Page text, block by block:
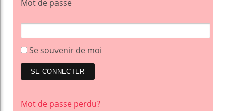
Mot de passe
Se souvenir de moi
Mot de passe perdu?